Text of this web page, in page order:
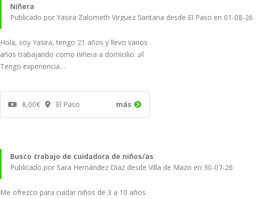
Niñera
Publicado por Yasira Zalometh Virguez Santana desde El Paso en 01-08-26
Hola, soy Yasira, tengo 21 años y llevo varios
años trabajando como niñera a domicilio. 👶
Tengo experiencia…
8,00€ El Paso más
Busco trabajo de cuidadora de niños/as
Publicado por Sara Hernández Díaz desde Villa de Mazo en 30-07-26
Me ofrezco para cuidar niños de 3 a 10 años.